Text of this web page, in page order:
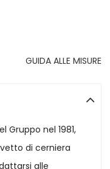
GUIDA ALLE MISURE
nel 1981,
di cerniera
alle